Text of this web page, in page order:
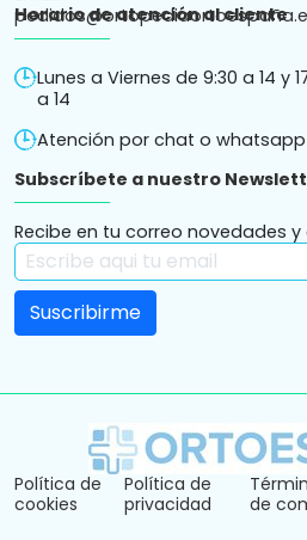
Horario de atención al cliente
Lunes a Viernes de 9:30 a 14 y
a 14
Atención por chat o whatsapp
Subscríbete a nuestro
Recibe en tu correo novedades y
Política de
cookies
Política de
privacidad
de